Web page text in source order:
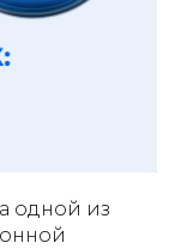
одной из